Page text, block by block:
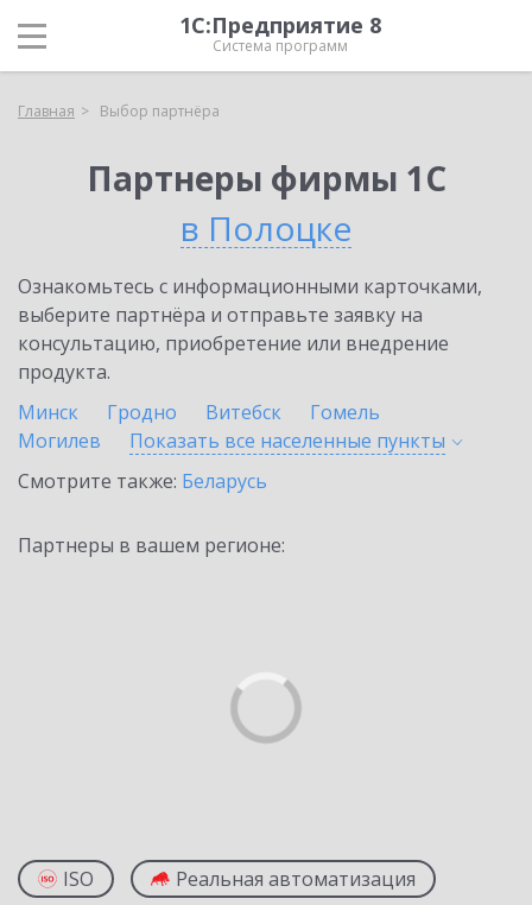
1С:Предприятие 8
Система программ
Главная Выбор партнёра
Партнеры фирмы 1С
в Полоцке
Ознакомьтесь с информационными карточками,
выберите партнёра и отправьте заявку на
консультацию, приобретение или внедрение
продукта.
Минск
Гродно Витебск
Гомель
Могилев
Показать все населенные пункты
Смотрите также: Беларусь
Партнеры в вашем регионе:
ISO Реальная автоматизация